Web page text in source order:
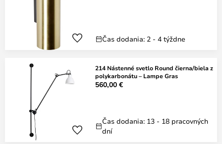
Čas dodania: 2 - 4 týždne
214 Nástenné svetlo Round čierna/biela z
polykarbonátu – Lampe Gras
560,00 €
Čas dodania: 13 - 18 pracovných
dní